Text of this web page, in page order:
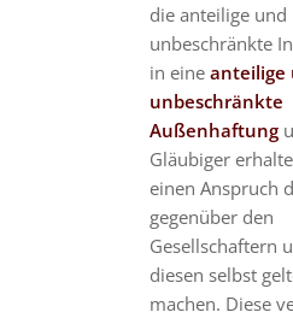
die anteilige und
unbeschränkte
in eine anteilige
unbeschränkte
Außenhaftung
Gläubiger
einen Anspruch
gegenüber den
Gesellschaftern
diesen selbst
machen. Diese